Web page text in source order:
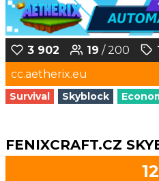
3 902 19 / 200
cc.aetherix.eu
Survival Skyblock
FENIXCRAFT.CZ